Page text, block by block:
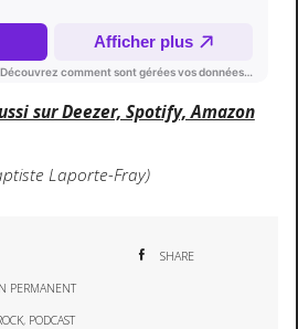
sur Deezer, Spotify, Amazon
Laporte-Fray)
SHARE
PERMANENT
, PODCAST